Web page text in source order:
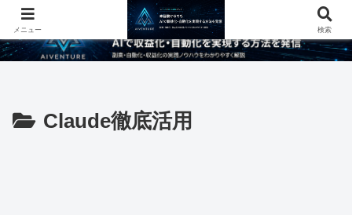
Claude徹底活用
メニュー 検索